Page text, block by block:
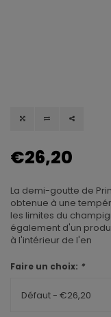
€26,20
La demi-goutte de
obtenue à une
les limites du
également d'un
à l'intérieur de l'en
Faire un choix: *
Défaut - €26,20